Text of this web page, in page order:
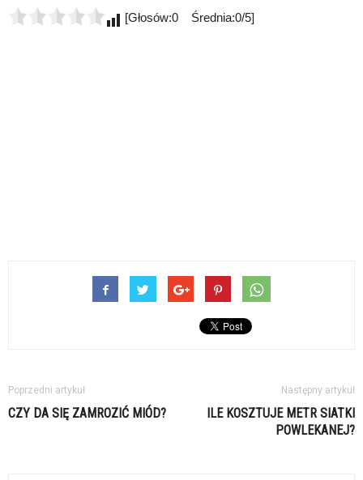
[Głosów:0 Średnia:0/5]
Poprzedni artykuł
CZY DA SIĘ ZAMROZIĆ MIÓD?
Następny artykuł
ILE KOSZTUJE METR SIATKI
POWLEKANEJ?